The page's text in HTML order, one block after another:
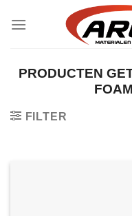
naar
PRODUCTEN
FILTER